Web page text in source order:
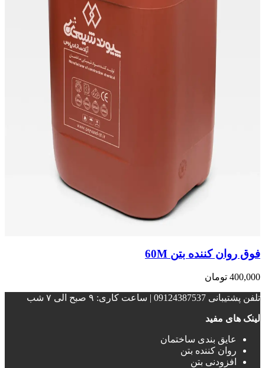
فوق روان کننده بتن 60M
400,000 تومان
تلفن پشتیبانی 09124387537 | ساعت کاری: ۹ صبح الی ۷ شب
لینک های مفید
عایق بندی ساختمان‌
روان کننده بتن
افزودنی بتن